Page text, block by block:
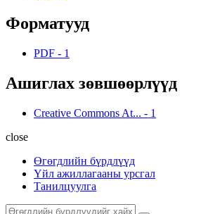
Форматууд
PDF - 1
Ашиглах зөвшөөрлүүд
Creative Commons At... - 1
close
Өгөгдлийн бүрдлүүд
Үйл ажиллагааны урсгал
Танилцуулга